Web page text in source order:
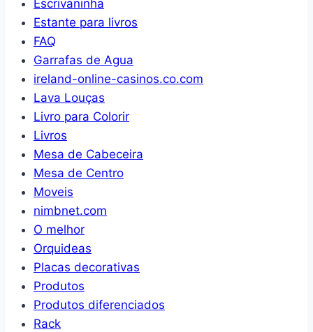
Escrivaninha
Estante para livros
FAQ
Garrafas de Agua
ireland-online-casinos.co.com
Lava Louças
Livro para Colorir
Livros
Mesa de Cabeceira
Mesa de Centro
Moveis
nimbnet.com
O melhor
Orquideas
Placas decorativas
Produtos
Produtos diferenciados
Rack